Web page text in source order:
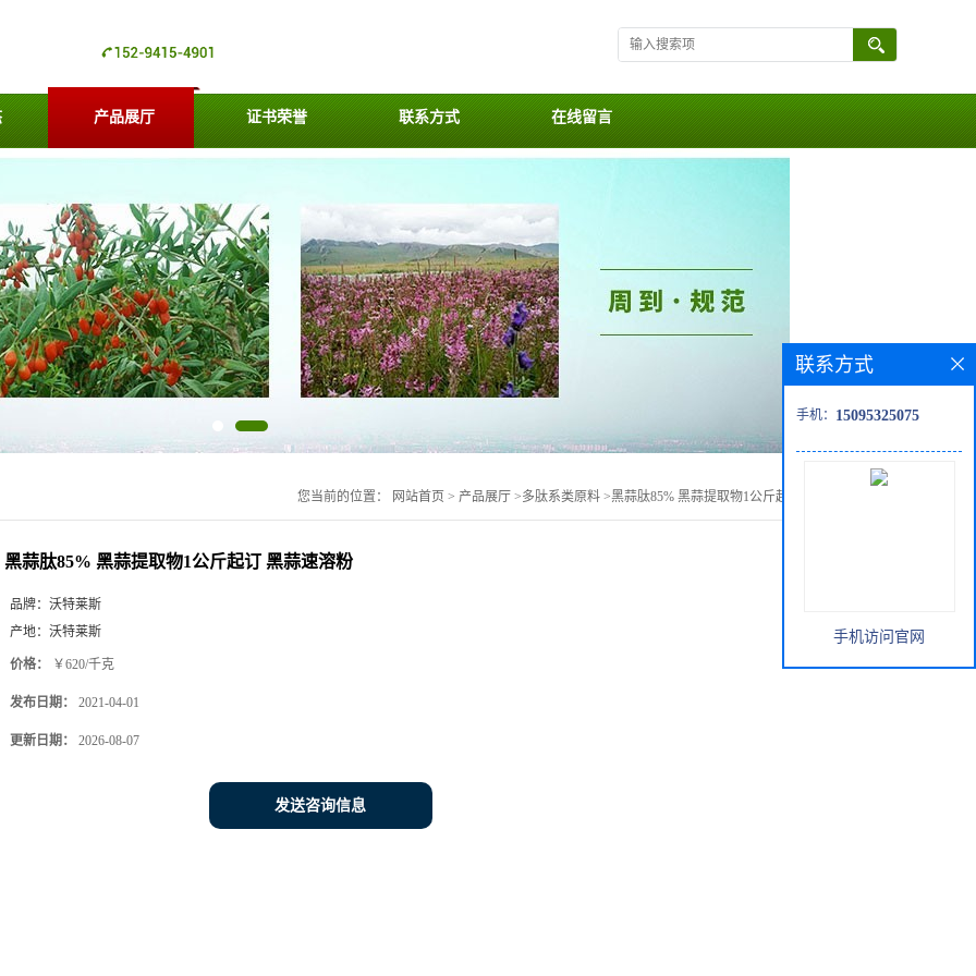
产品展厅 证书荣誉 联系方式 在线留言
您当前的位置： 网站首页 > 产品展厅 >多肽系类原料 >黑蒜肽85% 黑蒜提取物1公斤起订 黑蒜速溶粉
黑蒜肽85% 黑蒜提取物1公斤起订 黑蒜速溶粉
品牌： 沃特莱斯
产地： 沃特莱斯
价格： ￥620/千克
发布日期： 2021-04-01
更新日期： 2026-08-07
发送咨询信息
联系方式
手机： 15095325075
手机访问官网